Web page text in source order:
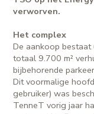
verworven.
Het complex
De aankoop
totaal 9.700 m²
bijbehorende
Dit voormalige
gebruiker) was
TenneT vorig jaar